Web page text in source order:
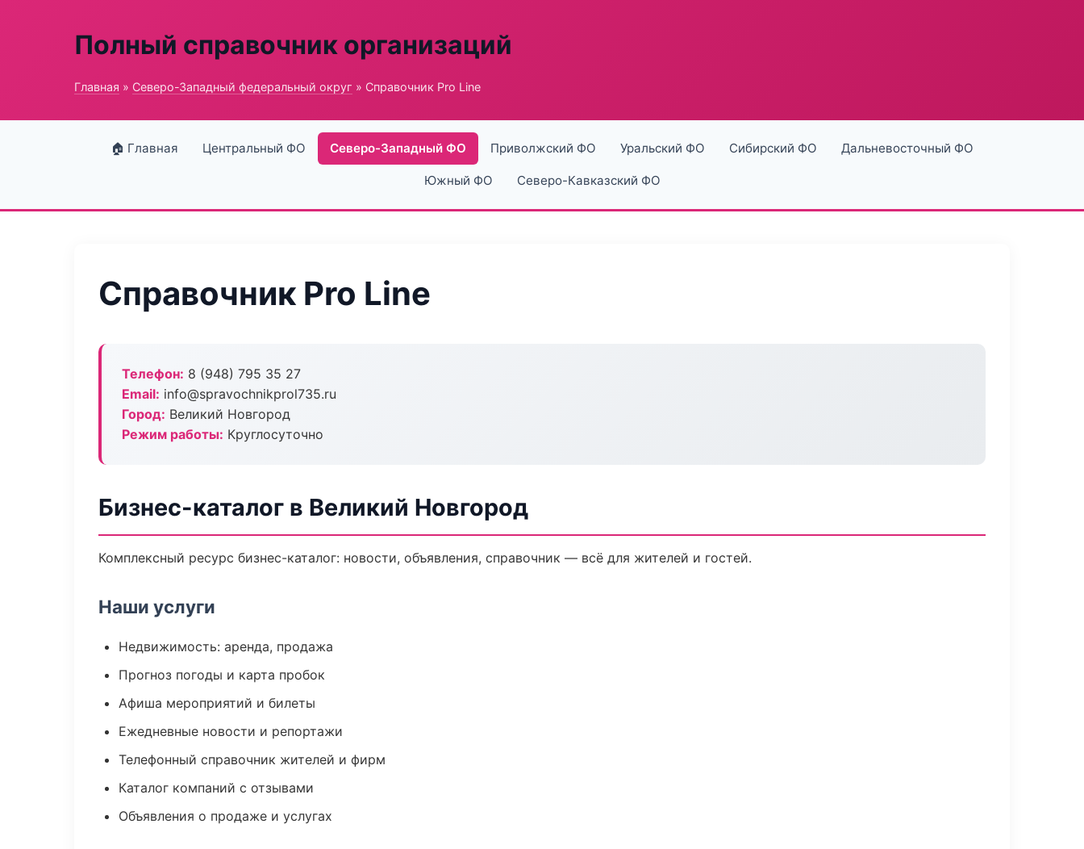
Полный справочник организаций
Главная » Северо-Западный федеральный округ » Справочник Pro Line
🏠 Главная Центральный ФО Северо-Западный ФО Приволжский ФО Уральский ФО Сибирский ФО Дальневосточный ФО
Южный ФО Северо-Кавказский ФО
Справочник Pro Line
Телефон: 8 (948) 795 35 27
Email: info@spravochnikprol735.ru
Город: Великий Новгород
Режим работы: Круглосуточно
Бизнес-каталог в Великий Новгород
Комплексный ресурс бизнес-каталог: новости, объявления, справочник — всё для жителей и гостей.
Наши услуги
Недвижимость: аренда, продажа
Прогноз погоды и карта пробок
Афиша мероприятий и билеты
Ежедневные новости и репортажи
Телефонный справочник жителей и фирм
Каталог компаний с отзывами
Объявления о продаже и услугах